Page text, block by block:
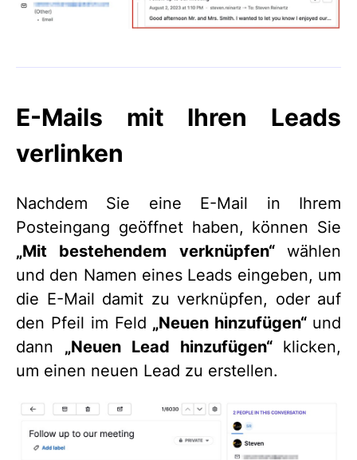
E-Mails mit Ihren Leads
verlinken
Nachdem Sie eine E-Mail in Ihrem
Posteingang geöffnet haben, können Sie
„Mit bestehendem verknüpfen“ wählen
und den Namen eines Leads eingeben, um
die E-Mail damit zu verknüpfen, oder auf
den Pfeil im Feld „Neuen hinzufügen“ und
dann „Neuen Lead hinzufügen“ klicken,
um einen neuen Lead zu erstellen.